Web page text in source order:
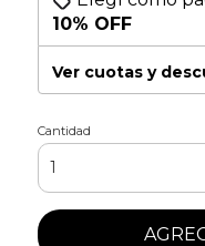
10% OFF
Ver cuotas y
Cantidad